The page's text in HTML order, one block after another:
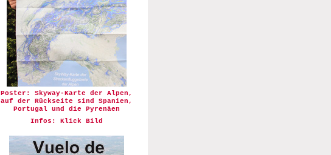
Poster: Skyway-Karte der Alpen,
auf der Rückseite sind Spanien,
Portugal und die Pyrenäen
Infos: Klick Bild